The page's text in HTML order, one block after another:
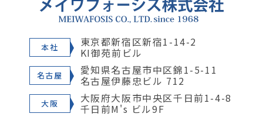
本社 東京都新宿区新宿1-14-2
KI御苑前ビル
名古屋 愛知県名古屋市中区錦1-5-11
名古屋伊藤忠ビル 712
大阪 大阪府大阪市中央区千日前1-4-8
千日前M's ビル9F